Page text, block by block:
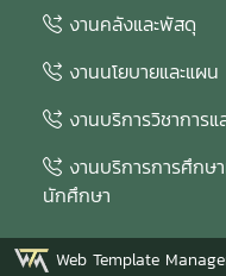
อุบลราชธานี นางสาวศิริ
กิจกรรมในครั้งนี้สะท้อน
มหาวิทยาลัยแม่โจ้ ในก
และการบริหารองค์กรต
Performance
ประเมิน การวิพากษ์ และ
สร้างผลลัพธ์ที่เป็นเลิศ แล
งานคลังและพัสดุ
งานนโยบายและแผน
งานบริการวิชาการแ
งานบริการการศึกษ
นักศึกษา
Web Template